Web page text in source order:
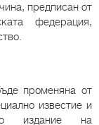
предписан от
федерация,
променяна от
известие и
издание на